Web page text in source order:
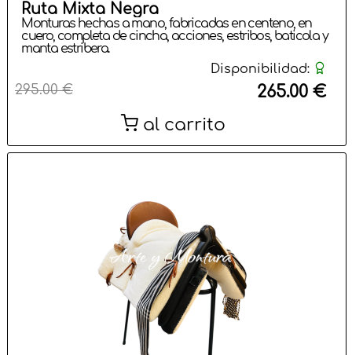
Ruta Mixta Negra
Monturas hechas a mano, fabricadas en centeno, en
cuero, completa de cincha, acciones, estribos, baticola y
manta estribera.
Disponibilidad:
295.00 € 265.00 €
al carrito